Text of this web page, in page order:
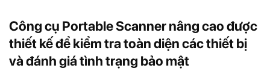
Công cụ Portable Scanner nâng cao được
thiết kế để kiểm tra toàn diện các thiết bị
và đánh giá tình trạng bảo mật